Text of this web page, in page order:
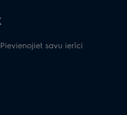
Pievienojiet savu ierīci